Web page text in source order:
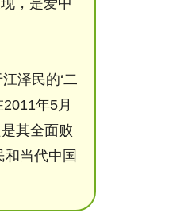
泽民的‘二
年5月
其全面败
当代中国